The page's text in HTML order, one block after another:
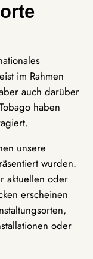
im Rahmen
auch darüber
haben
unsere
wurden.
aktuellen oder
erscheinen
oder